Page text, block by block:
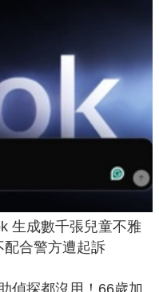
生成數千張兒童不雅
配合警方遭起訴
偵探都沒用！66歲加